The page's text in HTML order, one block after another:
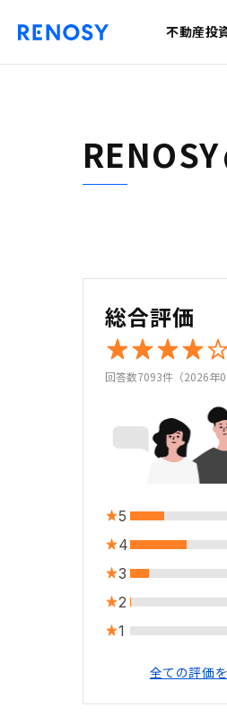
不動産投
RENOSY
総合評価
回答数7093件（2026年
5
4
3
2
1
全ての評価